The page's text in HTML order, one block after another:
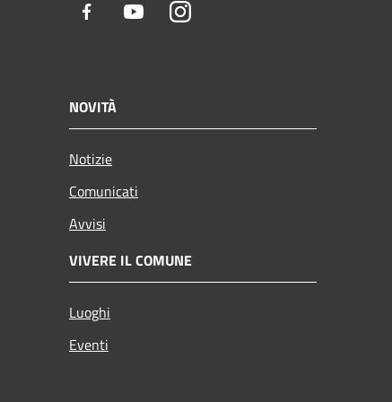
Facebook YoutubeInstagram
NOVITÀ
Notizie
Comunicati
Avvisi
VIVERE IL COMUNE
Luoghi
Eventi